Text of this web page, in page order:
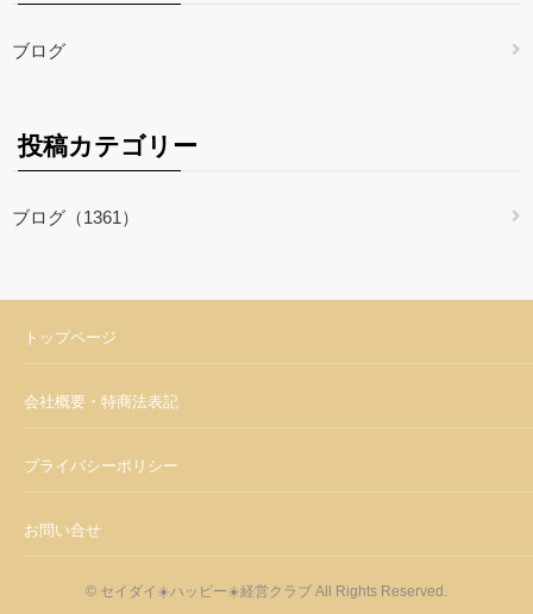
ブログ
投稿カテゴリー
ブログ（1361）
トップページ
会社概要・特商法表記
プライバシーポリシー
お問い合せ
© セイダイ☀️ハッピー☀️経営クラブ All Rights Reserved.